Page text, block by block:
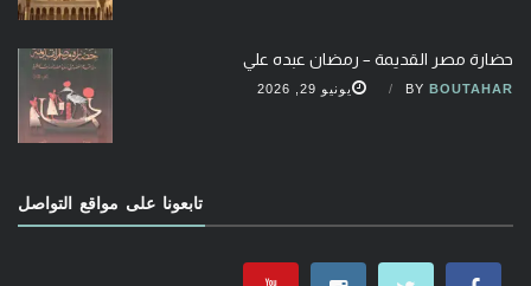
حضارة مصر القديمة – رمضان عبده علي
BY BOUTAHAR يونيو 29, 2026
تابعونا على مواقع التواصل